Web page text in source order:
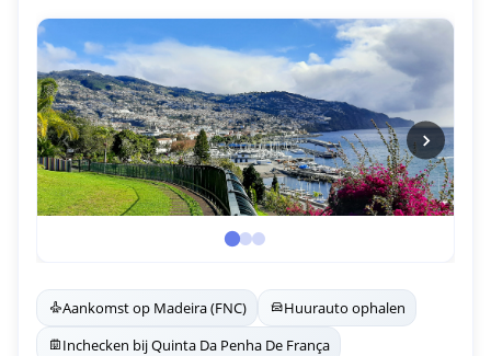
Aankomst op Madeira (FNC)
Huurauto ophalen
Inchecken bij Quinta Da Penha De França